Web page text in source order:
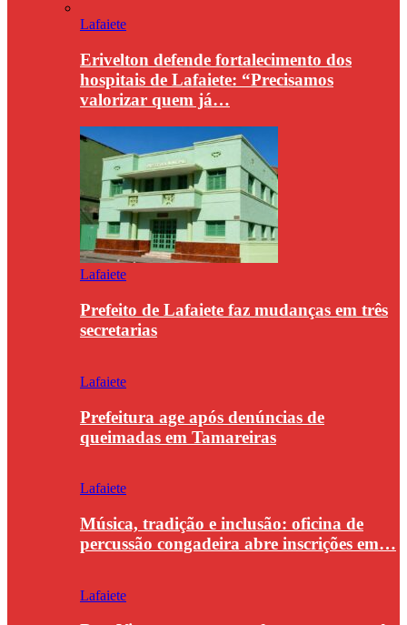
Lafaiete
Erivelton defende fortalecimento dos
hospitais de Lafaiete: “Precisamos
valorizar quem já…
Lafaiete
Prefeito de Lafaiete faz mudanças em três
secretarias
Lafaiete
Prefeitura age após denúncias de
queimadas em Tamareiras
Lafaiete
Música, tradição e inclusão: oficina de
percussão congadeira abre inscrições em…
Lafaiete